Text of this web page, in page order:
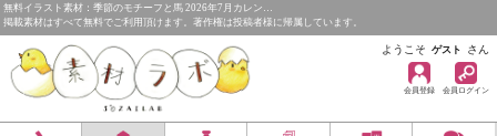
無料イラスト素材：季節のモチーフと馬 2026年7月カレン…
掲載素材はすべて無料でご利用頂けます。著作権は投稿者様に帰属しています。
ようこそ ゲスト さん
会員登録 会員ログイン